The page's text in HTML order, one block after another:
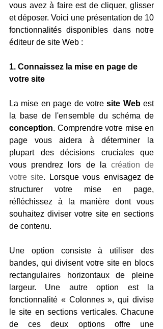
vous avez à faire est de cliquer, glisser
et déposer. Voici une présentation de 10
fonctionnalités disponibles dans notre
éditeur de site Web :
1. Connaissez la mise en page de
votre site
La mise en page de votre site Web est
conception. Comprendre votre mise en
page vous aidera à déterminer la
plupart des décisions cruciales que
vous prendrez lors de la création de
votre site. Lorsque vous envisagez de
structurer votre mise en page,
réfléchissez à la manière dont vous
souhaitez diviser votre site en sections
de contenu.
Une option consiste à utiliser des
bandes, qui divisent votre site en blocs
rectangulaires horizontaux de pleine
largeur. Une autre option est la
fonctionnalité « Colonnes », qui divise
le site en sections verticales. Chacune
de ces deux options offre une